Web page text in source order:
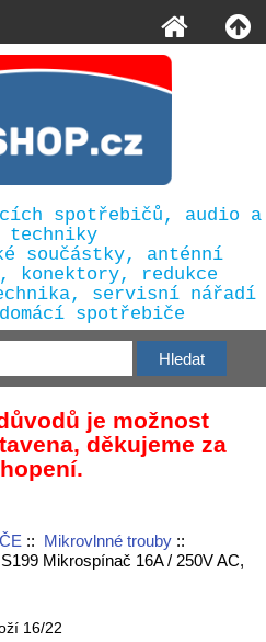
spotřebičů, audio a
techniky
součástky, anténní
konektory, redukce
servisní nářadí
spotřebiče
je možnost
děkujeme za
:: Mikrovlnné trouby::
Mikrospínač 16A / 250V AC,
16/22